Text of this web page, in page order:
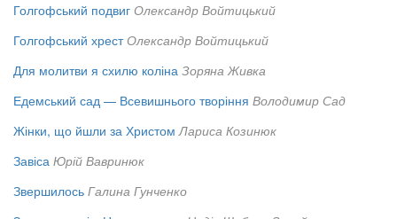
Голгофський подвиг Олександр Войтицький
Голгофський хрест Олександр Войтицький
Для молитви я схилю коліна Зоряна Живка
Едемський сад — Всевишнього творіння Володимир Сад
Жінки, що йшли за Христом Лариса Козинюк
Завіса Юрій Вавринюк
Звершилось Галина Гунченко